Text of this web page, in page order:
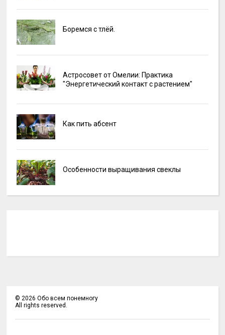
Боремся с тлёй.
Астросовет от Омелии: Практика
"Энергетический контакт с растением"
Как пить абсент
Особенности выращивания свеклы
©2026 Обо всем понемногу
All rights reserved.